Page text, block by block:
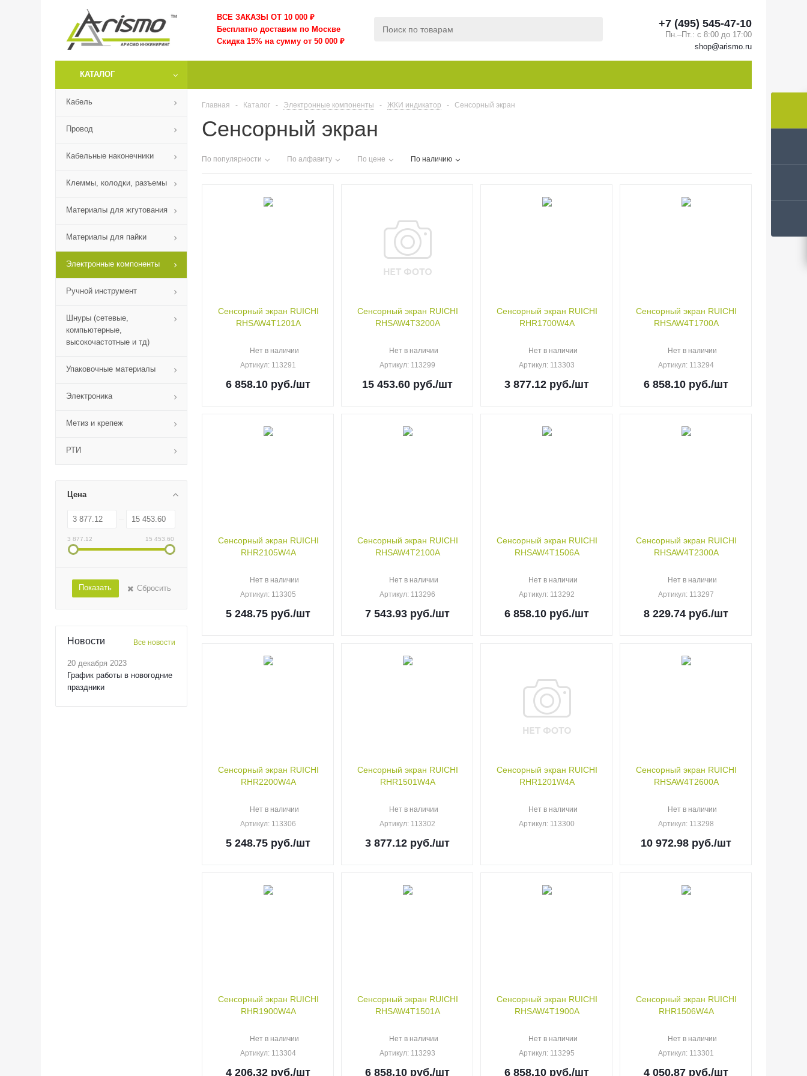
ВСЕ ЗАКАЗЫ ОТ 10 000 ₽
Бесплатно доставим по Москве
Скидка 15% на сумму от 50 000 ₽
+7 (495) 545-47-10
Пн.–Пт.: с 8:00 до 17:00
shop@arismo.ru
КАТАЛОГ
Кабель
Провод
Кабельные наконечники
Клеммы, колодки, разъемы
Материалы для жгутования
Материалы для пайки
Электронные компоненты
Ручной инструмент
Шнуры (сетевые,
компьютерные,
высокочастотные и тд)
Упаковочные материалы
Электроника
Метиз и крепеж
РТИ
Цена
3 877.12 15 453.60
Показать Сбросить
Новости Все новости
20 декабря 2023
График работы в новогодние
праздники
Главная - Каталог - Электронные компоненты - ЖКИ индикатор - Сенсорный экран
Сенсорный экран
По популярности По алфавиту По цене По наличию
Сенсорный экран RUICHI
RHSAW4T1201A
Нет в наличии
Артикул: 113291
6 858.10 руб./шт
Сенсорный экран RUICHI
RHSAW4T3200A
Нет в наличии
Артикул: 113299
15 453.60 руб./шт
Сенсорный экран RUICHI
RHR1700W4A
Нет в наличии
Артикул: 113303
3 877.12 руб./шт
Сенсорный экран RUICHI
RHSAW4T1700A
Нет в наличии
Артикул: 113294
6 858.10 руб./шт
Сенсорный экран RUICHI
RHR2105W4A
Нет в наличии
Артикул: 113305
5 248.75 руб./шт
Сенсорный экран RUICHI
RHSAW4T2100A
Нет в наличии
Артикул: 113296
7 543.93 руб./шт
Сенсорный экран RUICHI
RHSAW4T1506A
Нет в наличии
Артикул: 113292
6 858.10 руб./шт
Сенсорный экран RUICHI
RHSAW4T2300A
Нет в наличии
Артикул: 113297
8 229.74 руб./шт
Сенсорный экран RUICHI
RHR2200W4A
Нет в наличии
Артикул: 113306
5 248.75 руб./шт
Сенсорный экран RUICHI
RHR1501W4A
Нет в наличии
Артикул: 113302
3 877.12 руб./шт
Сенсорный экран RUICHI
RHR1201W4A
Нет в наличии
Артикул: 113300
Сенсорный экран RUICHI
RHSAW4T2600A
Нет в наличии
Артикул: 113298
10 972.98 руб./шт
Сенсорный экран RUICHI
RHR1900W4A
Нет в наличии
Артикул: 113304
4 206.32 руб./шт
Сенсорный экран RUICHI
RHSAW4T1501A
Нет в наличии
Артикул: 113293
6 858.10 руб./шт
Сенсорный экран RUICHI
RHSAW4T1900A
Нет в наличии
Артикул: 113295
6 858.10 руб./шт
Сенсорный экран RUICHI
RHR1506W4A
Нет в наличии
Артикул: 113301
4 050.87 руб./шт